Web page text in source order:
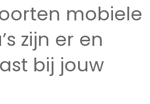
mobiele
zijn er en
bij jouw